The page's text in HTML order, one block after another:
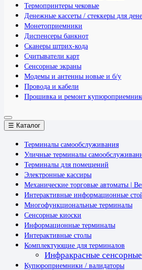
Термопринтеры чековые
Денежные кассеты / стеккеры для
Монетоприемники
Диспенсеры банкнот
Сканеры штрих-кода
Считыватели карт
Сенсорные экраны
Модемы и антенны новые и б/у
Провода и кабели
Прошивка и ремонт
☰ Каталог
Терминалы самообслуживания
Уличные терминалы
Терминалы для помещений
Электронные кассиры
Механические торговые автоматы |
Интерактивные информационные
Многофункциональные терминалы
Сенсорные киоски
Информационные терминалы
Интерактивные столы
Комплектующие для терминалов
Инфракрасные
Купюроприемники / валидаторы